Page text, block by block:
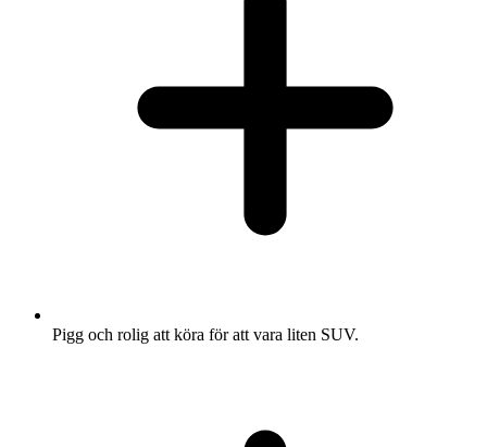
Pigg och rolig att köra för att vara liten SUV.